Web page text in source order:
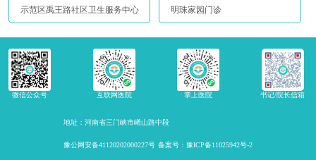
示范区禹王路社区卫生服务中心 明珠家园门诊
微信公众号 互联网医院 掌上医院 书记/院长信箱
地址：河南省三门峡市崤山路中段
豫公网安备41120202000227号 备案号：豫ICP备11025942号-2